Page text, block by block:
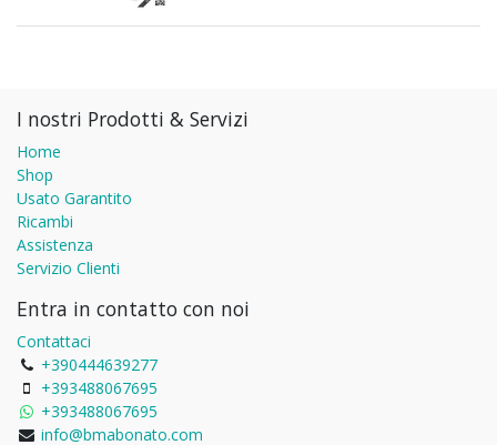
I nostri Prodotti & Servizi
Home
Shop
Usato Garantito
Ricambi
Assistenza
Servizio Clienti
Entra in contatto con noi
Contattaci
+390444639277
+393488067695
+393488067695
info@bmabonato.com